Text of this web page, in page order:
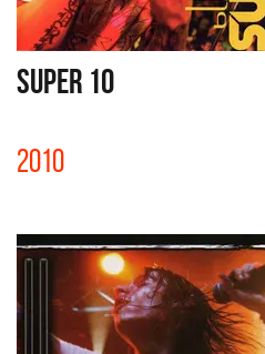
SUPER 10
2010